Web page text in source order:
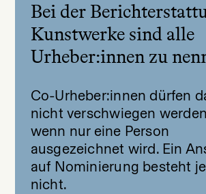
Bei der
Kunstwerke sind alle
Urheber:innen zu
Co-Urheber:innen dürfen
nicht verschwiegen
wenn nur eine Person
ausgezeichnet wird. Ein
auf Nominierung besteht
nicht.